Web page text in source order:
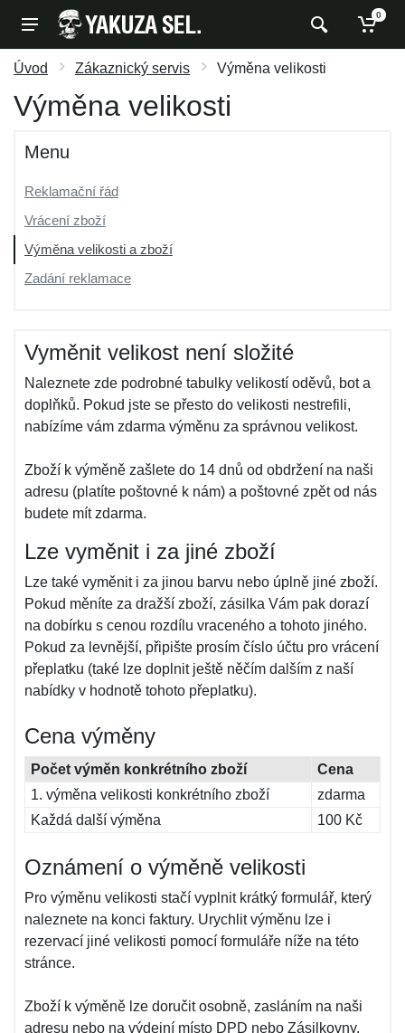
0
Úvod Zákaznický servis Výměna velikosti
Výměna velikosti
Menu
Reklamační řád
Vrácení zboží
Výměna velikosti a zboží
Zadání reklamace
Vyměnit velikost není složité
Naleznete zde podrobné tabulky velikostí oděvů, bot a
doplňků. Pokud jste se přesto do velikosti nestrefili,
nabízíme vám zdarma výměnu za správnou velikost.
Zboží k výměně zašlete do 14 dnů od obdržení na naši
adresu (platíte poštovné k nám) a poštovné zpět od nás
budete mít zdarma.
Lze vyměnit i za jiné zboží
Lze také vyměnit i za jinou barvu nebo úplně jiné zboží.
Pokud měníte za dražší zboží, zásilka Vám pak dorazí
na dobírku s cenou rozdílu vraceného a tohoto jiného.
Pokud za levnější, připište prosím číslo účtu pro vrácení
přeplatku (také lze doplnit ještě něčím dalším z naší
nabídky v hodnotě tohoto přeplatku).
Cena výměny
Počet výměn konkrétního zboží
Cena
1. výměna velikosti konkrétního zboží
zdarma
Každá další výměna
100 Kč
Oznámení o výměně velikosti
Pro výměnu velikosti stačí vyplnit krátký formulář, který
naleznete na konci faktury. Urychlit výměnu lze i
rezervací jiné velikosti pomocí formuláře níže na této
stránce.
Zboží k výměně lze doručit osobně, zasláním na naši
adresu nebo na výdejní místo DPD nebo Zásilkovny.